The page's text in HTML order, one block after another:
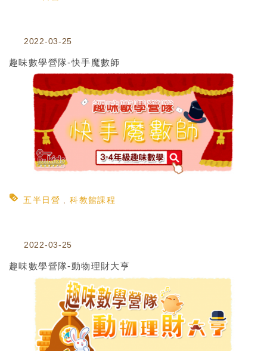
2022-03-25
趣味數學營隊-快手魔數師
五半日營 科教館課程
2022-03-25
趣味數學營隊-動物理財大亨